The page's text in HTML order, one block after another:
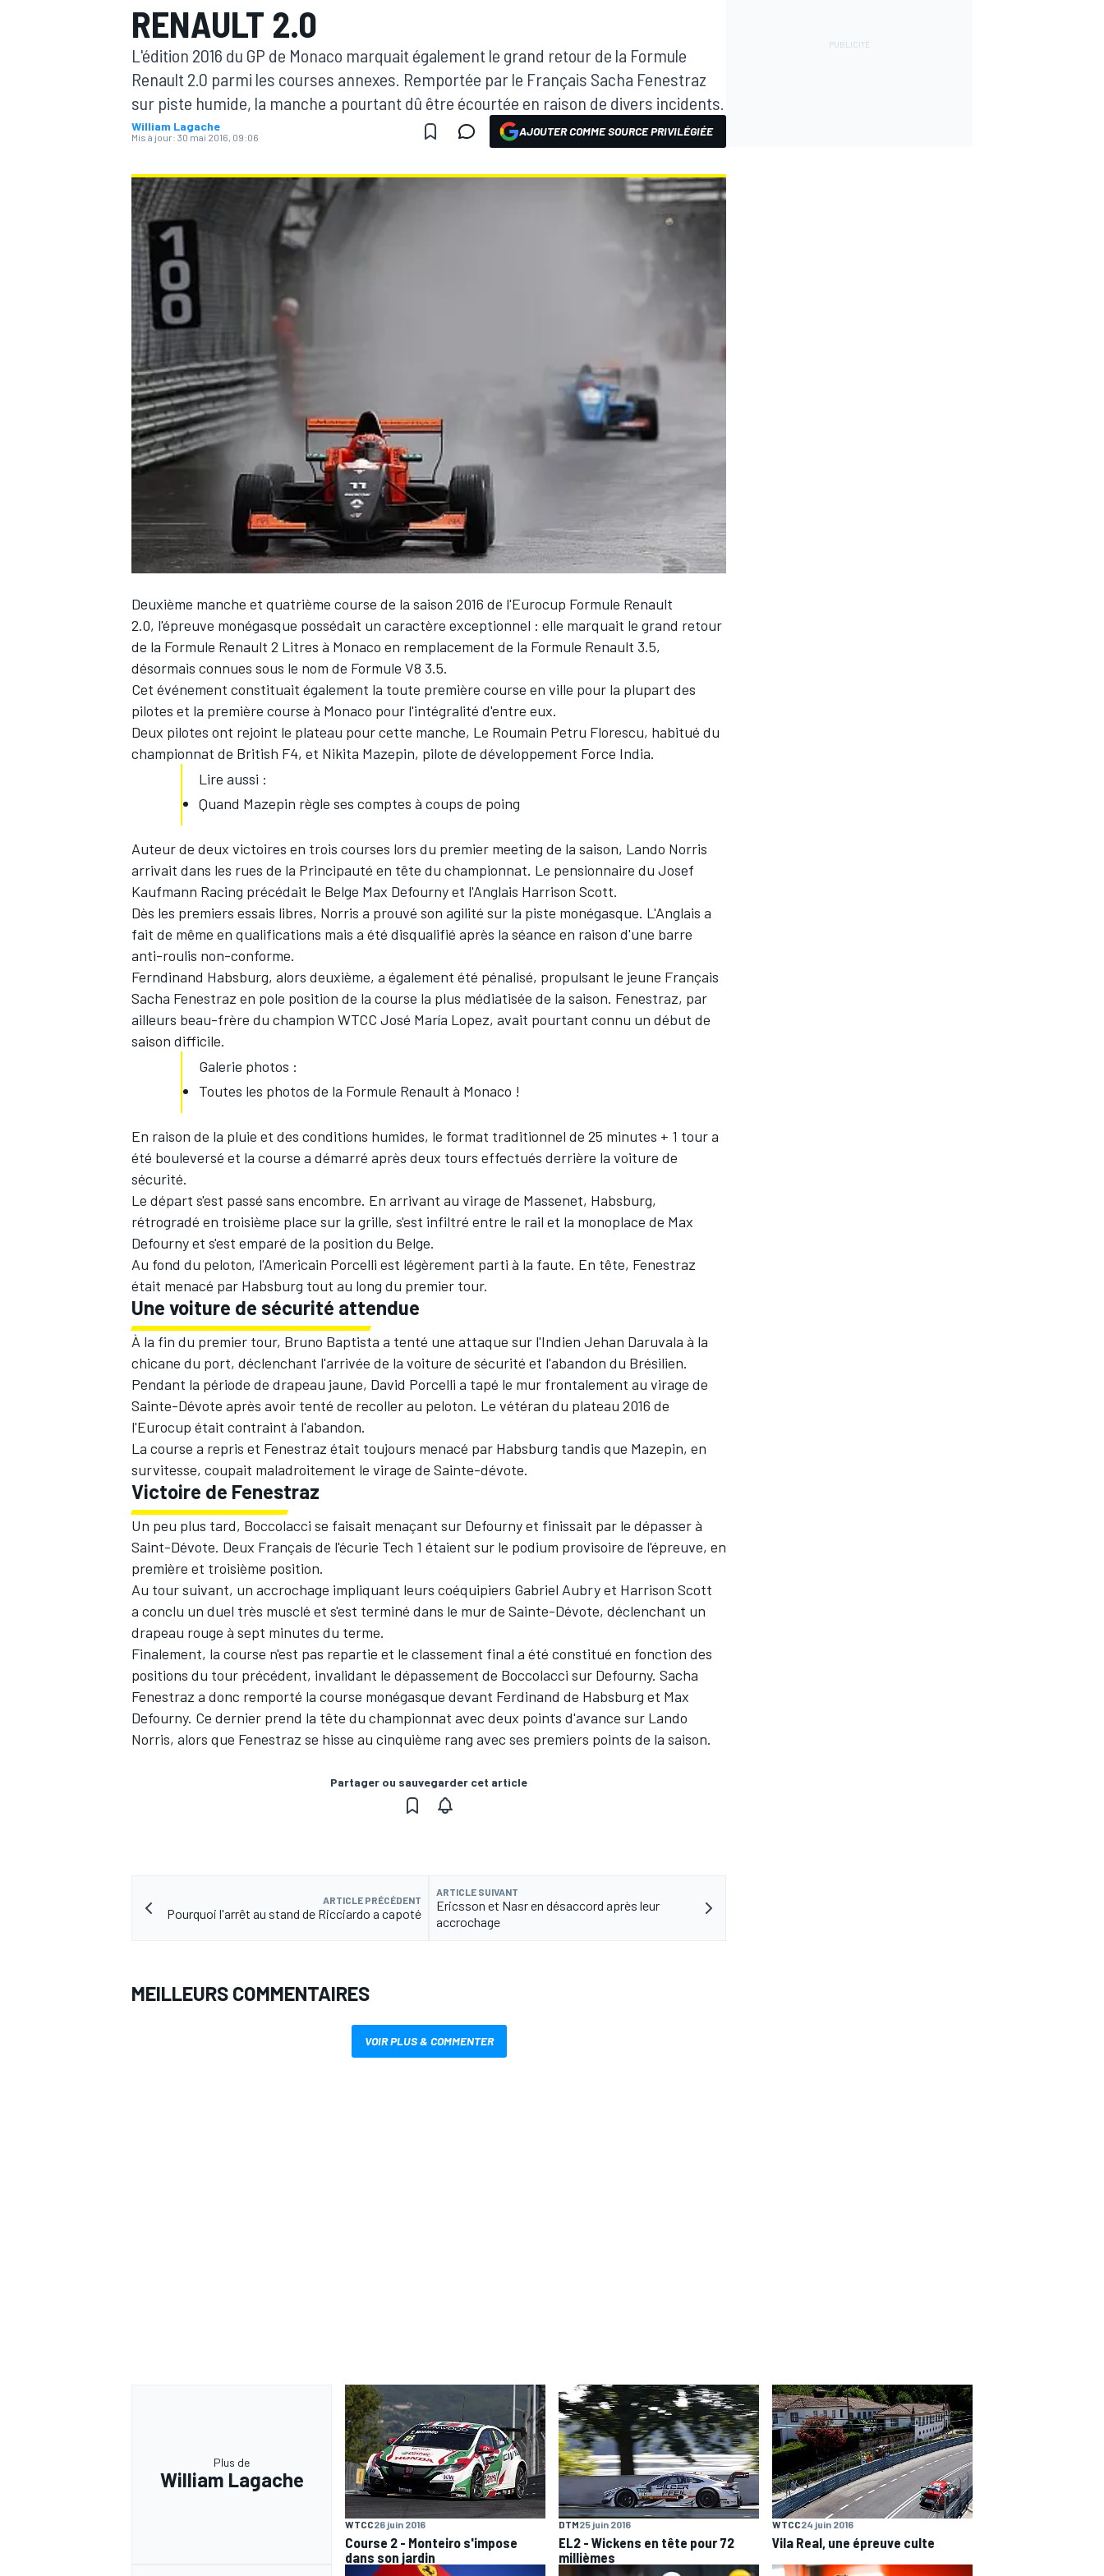
MOTOGP
WRC
WEC
AUTRES CHAMPIONNATS
RENAULT 2.0
L'édition 2016 du GP de Monaco marquait également le grand retour de la Formule
Renault 2.0 parmi les courses annexes. Remportée par le Français Sacha Fenestraz
sur piste humide, la manche a pourtant dû être écourtée en raison de divers incidents.
William Lagache
Mis à jour: 30 mai 2016, 09:06 AJOUTER COMME SOURCE PRIVILÉGIÉE
Deuxième manche et quatrième course de la saison 2016 de l'Eurocup Formule Renault
2.0, l'épreuve monégasque possédait un caractère exceptionnel : elle marquait le grand retour
de la Formule Renault 2 Litres à Monaco en remplacement de la Formule Renault 3.5,
désormais connues sous le nom de Formule V8 3.5.
Cet événement constituait également la toute première course en ville pour la plupart des
pilotes et la première course à Monaco pour l'intégralité d'entre eux.
Deux pilotes ont rejoint le plateau pour cette manche, Le Roumain Petru Florescu, habitué du
championnat de British F4, et Nikita Mazepin, pilote de développement Force India.
Lire aussi :
Quand Mazepin règle ses comptes à coups de poing
Auteur de deux victoires en trois courses lors du premier meeting de la saison, Lando Norris
arrivait dans les rues de la Principauté en tête du championnat. Le pensionnaire du Josef
Kaufmann Racing précédait le Belge Max Defourny et l'Anglais Harrison Scott.
Dès les premiers essais libres, Norris a prouvé son agilité sur la piste monégasque. L'Anglais a
fait de même en qualifications mais a été disqualifié après la séance en raison d'une barre
anti-roulis non-conforme.
Ferndinand Habsburg, alors deuxième, a également été pénalisé, propulsant le jeune Français
Sacha Fenestraz en pole position de la course la plus médiatisée de la saison. Fenestraz, par
ailleurs beau-frère du champion WTCC José María Lopez, avait pourtant connu un début de
saison difficile.
Galerie photos :
Toutes les photos de la Formule Renault à Monaco !
En raison de la pluie et des conditions humides, le format traditionnel de 25 minutes + 1 tour a
été bouleversé et la course a démarré après deux tours effectués derrière la voiture de
sécurité.
Le départ s'est passé sans encombre. En arrivant au virage de Massenet, Habsburg,
rétrogradé en troisième place sur la grille, s'est infiltré entre le rail et la monoplace de Max
Defourny et s'est emparé de la position du Belge.
Au fond du peloton, l'Americain Porcelli est légèrement parti à la faute. En tête, Fenestraz
était menacé par Habsburg tout au long du premier tour.
Une voiture de sécurité attendue
À la fin du premier tour, Bruno Baptista a tenté une attaque sur l'Indien Jehan Daruvala à la
chicane du port, déclenchant l'arrivée de la voiture de sécurité et l'abandon du Brésilien.
Pendant la période de drapeau jaune, David Porcelli a tapé le mur frontalement au virage de
Sainte-Dévote après avoir tenté de recoller au peloton. Le vétéran du plateau 2016 de
l'Eurocup était contraint à l'abandon.
La course a repris et Fenestraz était toujours menacé par Habsburg tandis que Mazepin, en
survitesse, coupait maladroitement le virage de Sainte-dévote.
Victoire de Fenestraz
Un peu plus tard, Boccolacci se faisait menaçant sur Defourny et finissait par le dépasser à
Saint-Dévote. Deux Français de l'écurie Tech 1 étaient sur le podium provisoire de l'épreuve, en
première et troisième position.
Au tour suivant, un accrochage impliquant leurs coéquipiers Gabriel Aubry et Harrison Scott
a conclu un duel très musclé et s'est terminé dans le mur de Sainte-Dévote, déclenchant un
drapeau rouge à sept minutes du terme.
Finalement, la course n'est pas repartie et le classement final a été constitué en fonction des
positions du tour précédent, invalidant le dépassement de Boccolacci sur Defourny. Sacha
Fenestraz a donc remporté la course monégasque devant Ferdinand de Habsburg et Max
Defourny. Ce dernier prend la tête du championnat avec deux points d'avance sur Lando
Norris, alors que Fenestraz se hisse au cinquième rang avec ses premiers points de la saison.
Partager ou sauvegarder cet article
ARTICLE PRÉCÉDENT
Pourquoi l'arrêt au stand de Ricciardo a capoté
ARTICLE SUIVANT
Ericsson et Nasr en désaccord après leur
accrochage
MEILLEURS COMMENTAIRES
VOIR PLUS & COMMENTER
Plus de
William Lagache
WTCC26 juin 2016
Course 2 - Monteiro s'impose
dans son jardin
DTM25 juin 2016
EL2 - Wickens en tête pour 72
millièmes
WTCC24 juin 2016
Vila Real, une épreuve culte